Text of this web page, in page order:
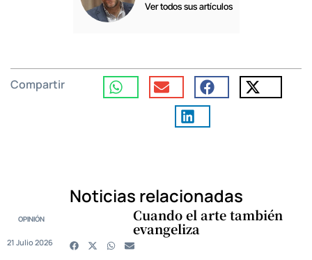
Ver todos sus artículos
Compartir
Noticias relacionadas
OPINIÓN Cuando el arte también
evangeliza
21 Julio 2026